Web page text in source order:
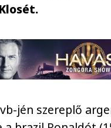
jén szereplő